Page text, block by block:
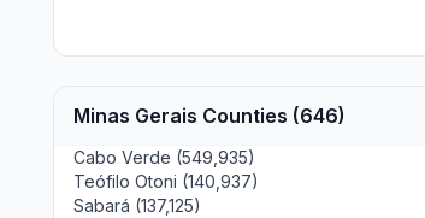
Minas Gerais Counties (646)
Cabo Verde (549,935)
Teófilo Otoni (140,937)
Sabará (137,125)